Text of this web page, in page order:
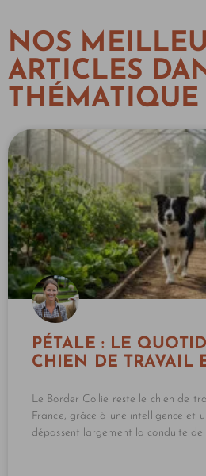
NOS
ARTICLES
THÉMATIQUE
PÉTALE : LE
CHIEN DE TRAVAIL
Le Border Collie reste le chien de
France, grâce à une intelligence et
dépassent largement la conduite de